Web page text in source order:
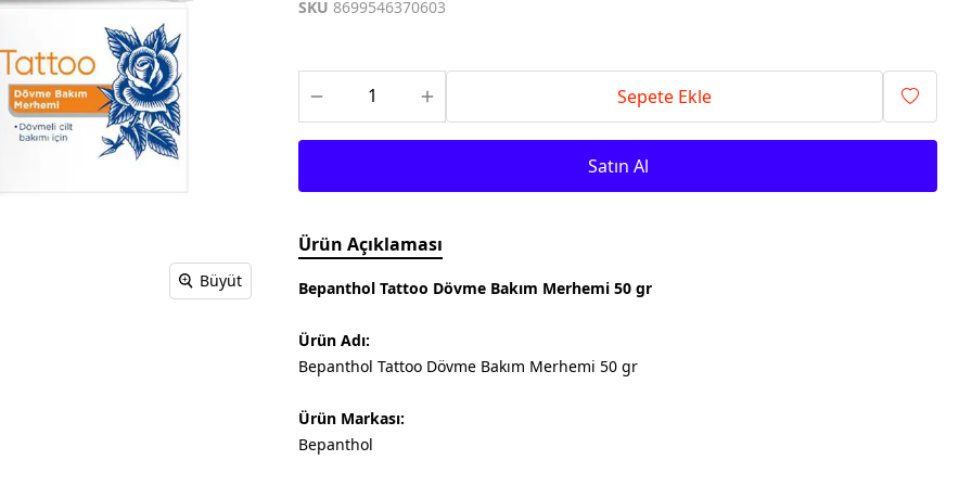
Meditech
Onnowell
Filorga
Juvera
Thea Pharma
Osteo Bi-Flex
Abdi İbrahim
Solgar
Supradyn
Day2Day
Haliborange
Büyüt
SKU 8699546370603
Sepete Ekle
Satın Al
Ürün Açıklaması
Bepanthol Tattoo Dövme Bakım Merhemi 50 gr
Ürün Adı:
Bepanthol Tattoo Dövme Bakım Merhemi 50 gr
Ürün Markası:
Bepanthol